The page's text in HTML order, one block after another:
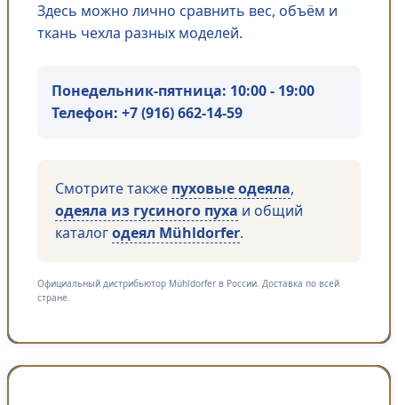
Здесь можно лично сравнить вес, объём и
ткань чехла разных моделей.
Понедельник-пятница: 10:00 - 19:00
Телефон: +7 (916) 662-14-59
Смотрите также пуховые одеяла,
одеяла из гусиного пуха и общий
каталогодеял Mühldorfer.
Официальный дистрибьютор Mühldorfer в России. Доставка по всей
стране.